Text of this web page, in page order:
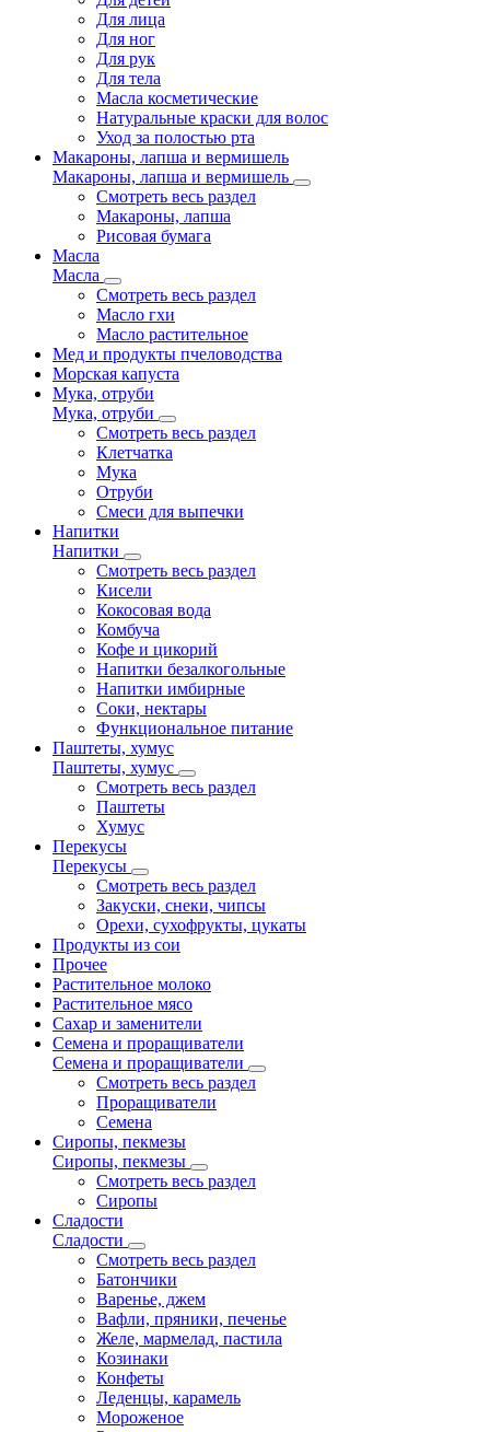
Для лица
Для ног
Для рук
Для тела
Масла косметические
Натуральные краски для волос
Уход за полостью рта
Макароны, лапша и вермишель
Макароны, лапша и вермишель
Смотреть весь раздел
Макароны, лапша
Рисовая бумага
Масла
Масла
Смотреть весь раздел
Масло гхи
Масло растительное
Мед и продукты пчеловодства
Морская капуста
Мука, отруби
Мука, отруби
Смотреть весь раздел
Клетчатка
Мука
Отруби
Смеси для выпечки
Напитки
Напитки
Смотреть весь раздел
Кисели
Кокосовая вода
Комбуча
Кофе и цикорий
Напитки безалкогольные
Напитки имбирные
Соки, нектары
Функциональное питание
Паштеты, хумус
Паштеты, хумус
Смотреть весь раздел
Паштеты
Хумус
Перекусы
Перекусы
Смотреть весь раздел
Закуски, снеки, чипсы
Орехи, сухофрукты, цукаты
Продукты из сои
Прочее
Растительное молоко
Растительное мясо
Сахар и заменители
Семена и проращиватели
Семена и проращиватели
Смотреть весь раздел
Проращиватели
Семена
Сиропы, пекмезы
Сиропы, пекмезы
Смотреть весь раздел
Сиропы
Сладости
Сладости
Смотреть весь раздел
Батончики
Варенье, джем
Вафли, пряники, печенье
Желе, мармелад, пастила
Козинаки
Конфеты
Леденцы, карамель
Мороженое